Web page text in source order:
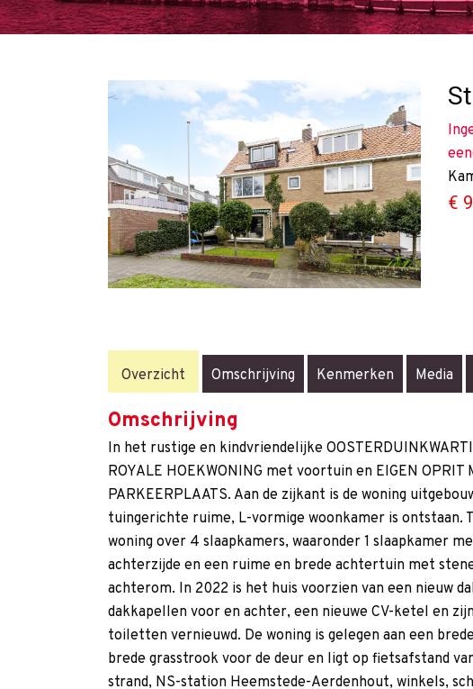
€
Overzicht Omschrijving Kenmerken Media
Omschrijving
In het rustige en kindvriendelijke
ROYALE HOEKWONING met voortuin en EIGEN OPRIT
PARKEERPLAATS. Aan de zijkant is de woning
tuingerichte ruime, L-vormige woonkamer is ontstaan.
woning over 4 slaapkamers, waaronder 1 slaapkamer
achterzijde en een ruime en brede achtertuin met
achterom. In 2022 is het huis voorzien van een nieuw
dakkapellen voor en achter, een nieuwe CV-ketel en
toiletten vernieuwd. De woning is gelegen aan een
brede grasstrook voor de deur en ligt op fietsafstand
strand, NS-station Heemstede-Aerdenhout, winkels,